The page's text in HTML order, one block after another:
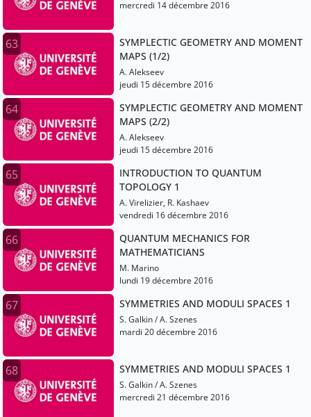
mercredi 14 décembre 2016
63
SYMPLECTIC GEOMETRY AND MOMENT
MAPS (1/2)
A. Alekseev
jeudi 15 décembre 2016
64
SYMPLECTIC GEOMETRY AND MOMENT
MAPS (2/2)
A. Alekseev
jeudi 15 décembre 2016
65
INTRODUCTION TO QUANTUM
TOPOLOGY 1
A. Virelizier, R. Kashaev
vendredi 16 décembre 2016
66
QUANTUM MECHANICS FOR
MATHEMATICIANS
M. Marino
lundi 19 décembre 2016
67 SYMMETRIES AND MODULI SPACES 1
S. Galkin / A. Szenes
mardi 20 décembre 2016
68 SYMMETRIES AND MODULI SPACES 1
S. Galkin / A. Szenes
mercredi 21 décembre 2016